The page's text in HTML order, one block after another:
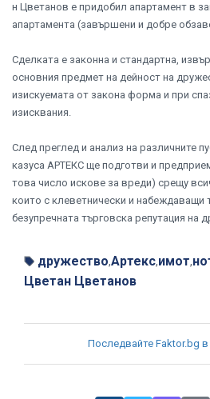
н Цветанов е придобил апартамент в
апартамента (завършени и добре
Сделката е законна и стандартна,
основния предмет на дейност на
изискуемата от закона форма и при
изисквания.
След преглед и анализ на различните
казуса АРТЕКС ще подготви и
това число искове за вреди) срещу
които с клеветнически и набеждаващи
безупречната търговска репутация на
дружество,Артекс,имот,
Цветан Цветанов
Последвайте Faktor.bg в